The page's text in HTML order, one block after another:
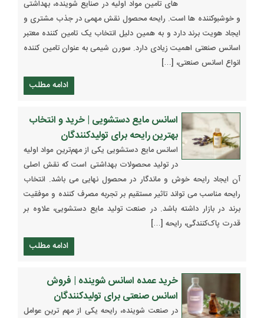
های تامین مواد اولیه در صنایع شوینده، بهداشتی
و خوشبوکننده ها است. رایحه محصول نقش مهمی در جذب مشتری و
ایجاد هویت برند دارد و به همین دلیل انتخاب یک تامین کننده معتبر
اسانس صنعتی اهمیت زیادی دارد. سورن شیمی به عنوان تامین کننده
انواع اسانس صنعتی، […]
ادامه مطلب
اسانس مایع دستشویی | خرید و انتخاب
بهترین رایحه برای تولیدکنندگان
اسانس مایع دستشویی یکی از مهم‌ترین مواد اولیه
در تولید محصولات بهداشتی است که نقش اصلی
آن ایجاد رایحه خوش و ماندگار در محصول نهایی می باشد. انتخاب
رایحه مناسب می تواند تاثیر مستقیم بر تجربه مصرف کننده و موفقیت
برند در بازار داشته باشد. در صنعت تولید مایع دستشویی، علاوه بر
قدرت پاک‌کنندگی، رایحه […]
ادامه مطلب
خرید عمده اسانس شوینده | فروش
اسانس صنعتی برای تولیدکنندگان
در صنعت شوینده، رایحه یکی از مهم ترین عوامل